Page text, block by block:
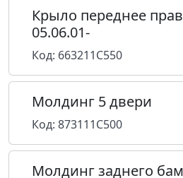
Крыло переднее
05.06.01-
Код: 663211C550
Молдинг 5 двери
Код: 873111C500
Молдинг заднего